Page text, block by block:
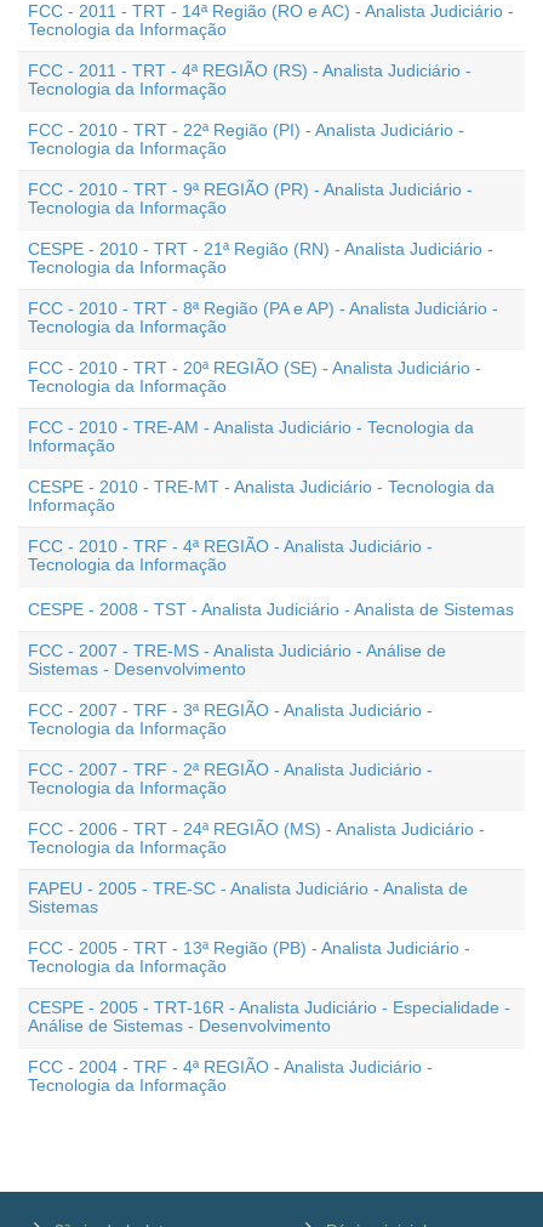
FCC - 2011 - TRT - 14ª Região (RO e AC) - Analista Judiciário -
Tecnologia da Informação
FCC - 2011 - TRT - 4ª REGIÃO (RS) - Analista Judiciário -
Tecnologia da Informação
FCC - 2010 - TRT - 22ª Região (PI) - Analista Judiciário -
Tecnologia da Informação
FCC - 2010 - TRT - 9ª REGIÃO (PR) - Analista Judiciário -
Tecnologia da Informação
CESPE - 2010 - TRT - 21ª Região (RN) - Analista Judiciário -
Tecnologia da Informação
FCC - 2010 - TRT - 8ª Região (PA e AP) - Analista Judiciário -
Tecnologia da Informação
FCC - 2010 - TRT - 20ª REGIÃO (SE) - Analista Judiciário -
Tecnologia da Informação
FCC - 2010 - TRE-AM - Analista Judiciário - Tecnologia da
Informação
CESPE - 2010 - TRE-MT - Analista Judiciário - Tecnologia da
Informação
FCC - 2010 - TRF - 4ª REGIÃO - Analista Judiciário -
Tecnologia da Informação
CESPE - 2008 - TST - Analista Judiciário - Analista de Sistemas
FCC - 2007 - TRE-MS - Analista Judiciário - Análise de
Sistemas - Desenvolvimento
FCC - 2007 - TRF - 3ª REGIÃO - Analista Judiciário -
Tecnologia da Informação
FCC - 2007 - TRF - 2ª REGIÃO - Analista Judiciário -
Tecnologia da Informação
FCC - 2006 - TRT - 24ª REGIÃO (MS) - Analista Judiciário -
Tecnologia da Informação
FAPEU - 2005 - TRE-SC - Analista Judiciário - Analista de
Sistemas
FCC - 2005 - TRT - 13ª Região (PB) - Analista Judiciário -
Tecnologia da Informação
CESPE - 2005 - TRT-16R - Analista Judiciário - Especialidade -
Análise de Sistemas - Desenvolvimento
FCC - 2004 - TRF - 4ª REGIÃO - Analista Judiciário -
Tecnologia da Informação